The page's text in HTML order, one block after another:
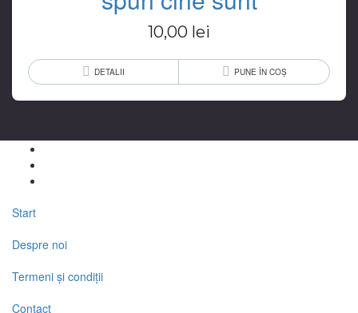
10,00 lei
DETALII PUNE ÎN COȘ
Start
Despre noi
Termeni și condiții
Contact